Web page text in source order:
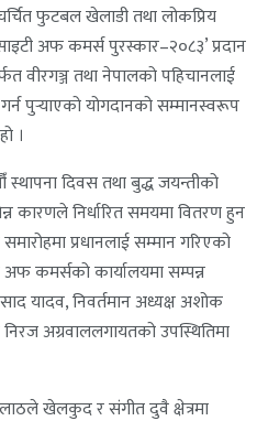
फुटबल खेलाडी तथा लोकप्रिय
अफ कमर्स पुरस्कार–२०८३’ प्रदान
वीरगञ्ज तथा नेपालको पहिचानलाई
गर्न पुर्‍याएको योगदानको सम्मानस्वरूप
।
दिवस तथा बुद्ध जयन्तीको
कारणले निर्धारित समयमा वितरण हुन
प्रधानलाई सम्मान गरिएको
अफ कमर्सको कार्यालयमा सम्पन्न
यादव, निवर्तमान अध्यक्ष अशोक
अग्रवाललगायतको उपस्थितिमा
खेलकुद र संगीत दुवै क्षेत्रमा